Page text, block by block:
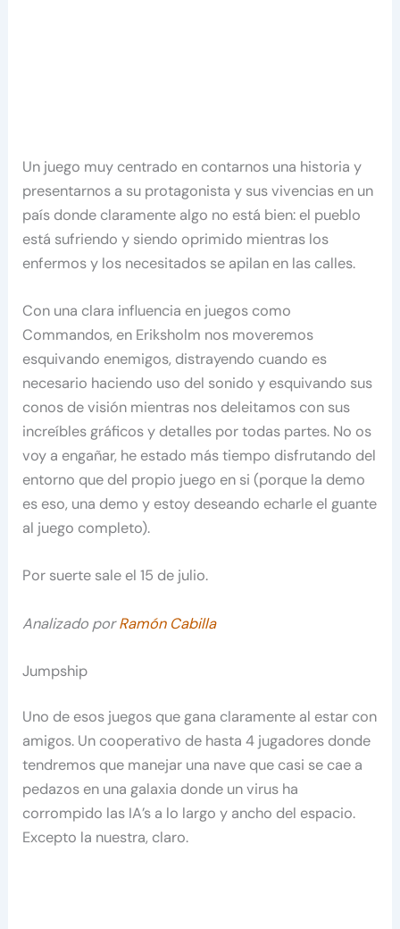
Un juego muy centrado en contarnos una historia y
presentarnos a su protagonista y sus vivencias en un
país donde claramente algo no está bien: el pueblo
está sufriendo y siendo oprimido mientras los
enfermos y los necesitados se apilan en las calles.
Con una clara influencia en juegos como
Commandos, en Eriksholm nos moveremos
esquivando enemigos, distrayendo cuando es
necesario haciendo uso del sonido y esquivando sus
conos de visión mientras nos deleitamos con sus
increíbles gráficos y detalles por todas partes. No os
voy a engañar, he estado más tiempo disfrutando del
entorno que del propio juego en si (porque la demo
es eso, una demo y estoy deseando echarle el guante
al juego completo).
Por suerte sale el 15 de julio.
Analizado porRamón Cabilla
Jumpship
Uno de esos juegos que gana claramente al estar con
amigos. Un cooperativo de hasta 4 jugadores donde
tendremos que manejar una nave que casi se cae a
pedazos en una galaxia donde un virus ha
corrompido las IA’s a lo largo y ancho del espacio.
Excepto la nuestra, claro.